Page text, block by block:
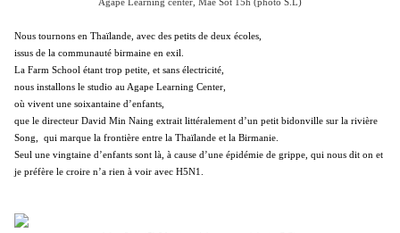
Agape Learning center, Mae Sot 15h (photo S.L)
Nous tournons en Thaïlande, avec des petits de deux écoles,
issus de la communauté birmaine en exil.
La Farm School étant trop petite, et sans électricité,
nous installons le studio au Agape Learning Center,
où vivent une soixantaine d’enfants,
que le directeur David Min Naing extrait littéralement d’un petit bidonville sur la rivière
Song, qui marque la frontière entre la Thaïlande et la Birmanie.
Seul une vingtaine d’enfants sont là, à cause d’une épidémie de grippe, qui nous dit on et
je préfère le croire n’a rien à voir avec H5N1.